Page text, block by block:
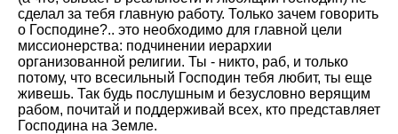
сделал за тебя главную работу. Только зачем говорить
о Господине?.. это необходимо для главной цели
миссионерства: подчинении иерархии
организованной религии. Ты - никто, раб, и только
потому, что всесильный Господин тебя любит, ты еще
живешь. Так будь послушным и безусловно верящим
рабом, почитай и поддерживай всех, кто представляет
Господина на Земле.